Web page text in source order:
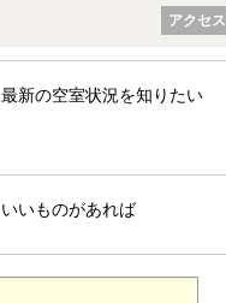
アクセス
最新の空室状況を知りたい
いいものがあれば